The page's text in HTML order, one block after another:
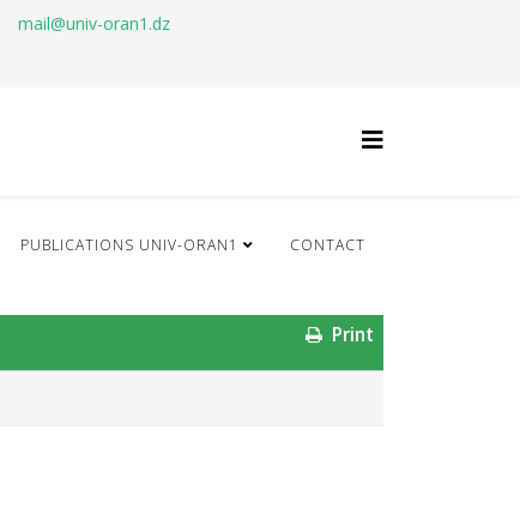
mail@univ-oran1.dz
PUBLICATIONS UNIV-ORAN1 CONTACT
Print